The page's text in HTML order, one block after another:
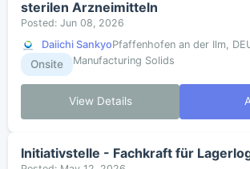
sterilen Arzneimitteln
Posted: Jun 08, 2026
Daiichi SankyoPfaffenhofen an der Ilm,
Onsite Manufacturing Solids
View Details
Initiativstelle - Fachkraft für